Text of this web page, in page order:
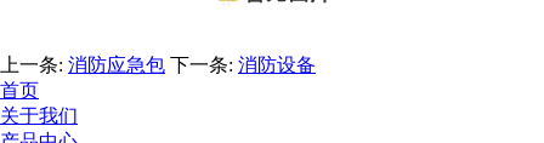
上一条: 消防应急包 下一条: 消防设备
首页
关于我们